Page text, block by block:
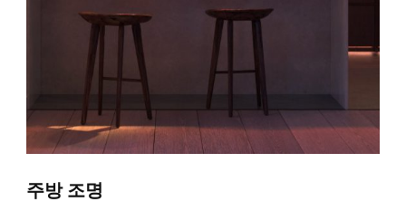
주방 조명